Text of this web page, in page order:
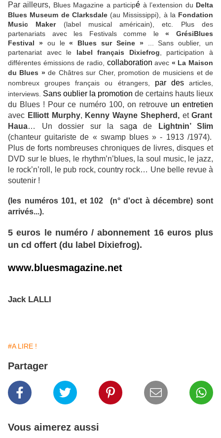
Par ailleurs, Blues Magazine a participé à l’extension du Delta
Blues Museum de Clarksdale(au Mississippi), à la Fondation
Music Maker(label musical américain), etc. Plus des
partenariats avec les Festivals comme le« GrésiBlues
Festival » ou le « Blues sur Seine »... Sans oublier, un
partenariat avec le label français Dixiefrog , participation à
différentes émissions de radio, collaboration avec « La Maison
du Blues »de Châtres sur Cher, promotion de musiciens et de
nombreux groupes français ou étrangers, par desarticles,
interviews. Sans oublier la promotion de certains hauts lieux
du Blues ! Pour ce numéro 100, on retrouve un entretien
avec Elliott Murphy, Kenny Wayne Shepherd,etGrant
Haua… Un dossier sur la saga de
Lightnin’ Slim
(chanteur guitariste de « swamp blues » - 1913 /1974).
Plus de forts nombreuses chroniques de livres, disques et
DVD sur le blues, le rhythm’n’blues, la soul music, le jazz,
le rock’n’roll, le pub rock, country rock… Une belle revue à
soutenir !
(les numéros 101, et 102 (n° d'oct à décembre) sont
arrivés...).
5 euros le numéro / abonnement 16 euros plus
un cd offert (du label Dixiefrog).
www.bluesmagazine.net
Jack LALLI
#A LIRE !
Partager
Vous aimerez aussi